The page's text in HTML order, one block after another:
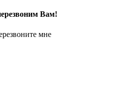
Вам!
мне